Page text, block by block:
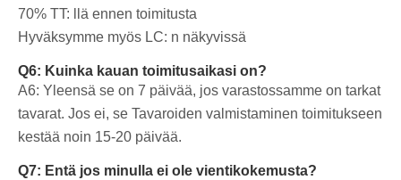
70% TT: llä ennen toimitusta
Hyväksymme myös LC: n näkyvissä
Q6: Kuinka kauan toimitusaikasi on?
A6: Yleensä se on 7 päivää, jos varastossamme on tarkat
tavarat. Jos ei, se Tavaroiden valmistaminen toimitukseen
kestää noin 15-20 päivää.
Q7: Entä jos minulla ei ole vientikokemusta?